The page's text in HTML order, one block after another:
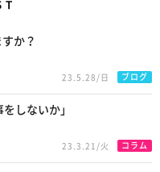
か？
23.5.28/日 ブログ
しないか」
23.3.21/火 コラム